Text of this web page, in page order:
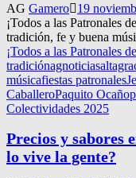
AG Gamero 19
¡Todos a las Patronales
tradición, fe y buena
¡Todos a las Patronales
tradiciónagnoticias
músicafiestas patronales
CaballeroPaquito Ocaño
Colectividades 2025
Precios y sabores
lo vive la gente?